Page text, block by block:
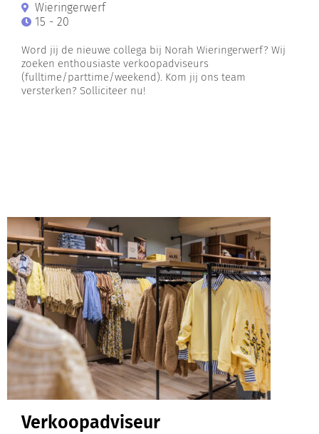
Wieringerwerf
15 - 20
Word jij de nieuwe collega bij Norah Wieringerwerf? Wij
zoeken enthousiaste verkoopadviseurs
(fulltime/parttime/weekend). Kom jij ons team
versterken? Solliciteer nu!
Verkoopadviseur